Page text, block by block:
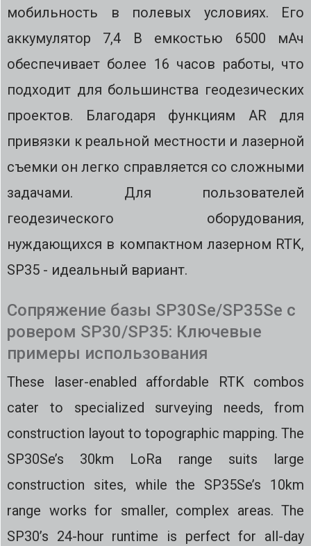
мобильность в полевых условиях. Его
аккумулятор 7,4 В емкостью 6500 мАч
обеспечивает более 16 часов работы, что
подходит для большинства геодезических
проектов. Благодаря функциям AR для
привязки к реальной местности и лазерной
съемки он легко справляется со сложными
задачами. Для пользователей
геодезического оборудования,
нуждающихся в компактном лазерном RTK,
SP35 - идеальный вариант.
Сопряжение базы SP30Se/SP35Se с
ровером SP30/SP35: Ключевые
примеры использования
These laser-enabled affordable RTK combos
cater to specialized surveying needs, from
construction layout to topographic mapping. The
SP30Se’s 30km LoRa range suits large
construction sites, while the SP35Se’s 10km
range works for smaller, complex areas. The
SP30’s 24-hour runtime is perfect for all-day